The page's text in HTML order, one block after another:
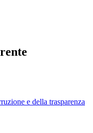
e della trasparenza